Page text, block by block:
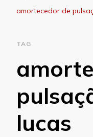
amortecedor de
TAG
lucas